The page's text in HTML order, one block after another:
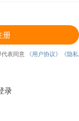
册
表同意 《用户协议》
《隐私
录